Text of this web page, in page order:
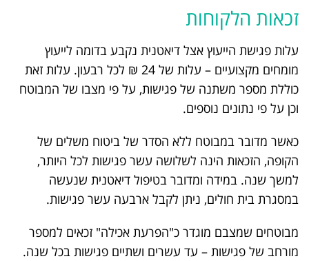
זכאות הלקוחות
עלות פגישת הייעוץ אצל דיאטנית נקבע בדומה לייעוץ
מומחים מקצועיים – עלות של 24 ₪ לכל רבעון. עלות זאת
כוללת מספר משתנה של פגישות, על פי מצבו של המבוטח
וכן על פי נתונים נוספים.
כאשר מדובר במבוטח ללא הסדר של ביטוח משלים של
הקופה, הזכאות הינה לשלושה עשר פגישות לכל היותר,
למשך שנה. במידה ומדובר בטיפול דיאטנית שנעשה
במסגרת בית חולים, ניתן לקבל ארבעה עשר פגישות.
מבוטחים שמצבם מוגדר כ"הפרעת אכילה" זכאים למספר
מורחב של פגישות – עד עשרים ושתיים פגישות בכל שנה.